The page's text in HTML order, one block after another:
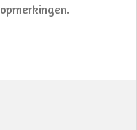
opmerkingen.